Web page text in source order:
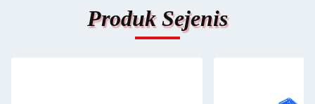
Produk Sejenis